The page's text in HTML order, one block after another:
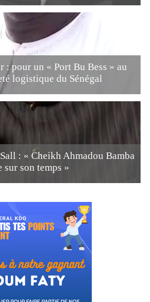
: pour un « Port Bu Bess » au
logistique du Sénégal
: « Cheikh Ahmadou Bamba
sur son temps »